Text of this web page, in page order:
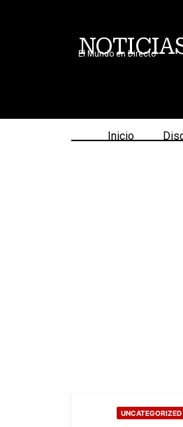
El Mundo en Directo
Inicio
UNCATEGORIZED